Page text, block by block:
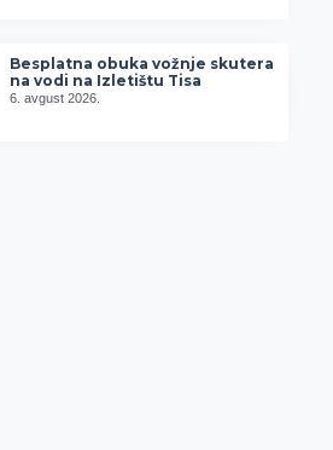
Besplatna obuka vožnje skutera
na vodi na Izletištu Tisa
6. avgust 2026.